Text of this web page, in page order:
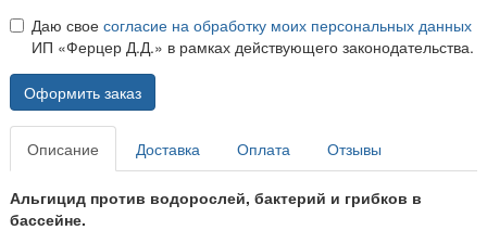
Даю свое согласие на обработку моих персональных данных
ИП «Ферцер Д.Д.» в рамках действующего законодательства.
Оформить заказ
Описание Доставка Оплата Отзывы
Альгицид против водорослей, бактерий и грибков в
бассейне.